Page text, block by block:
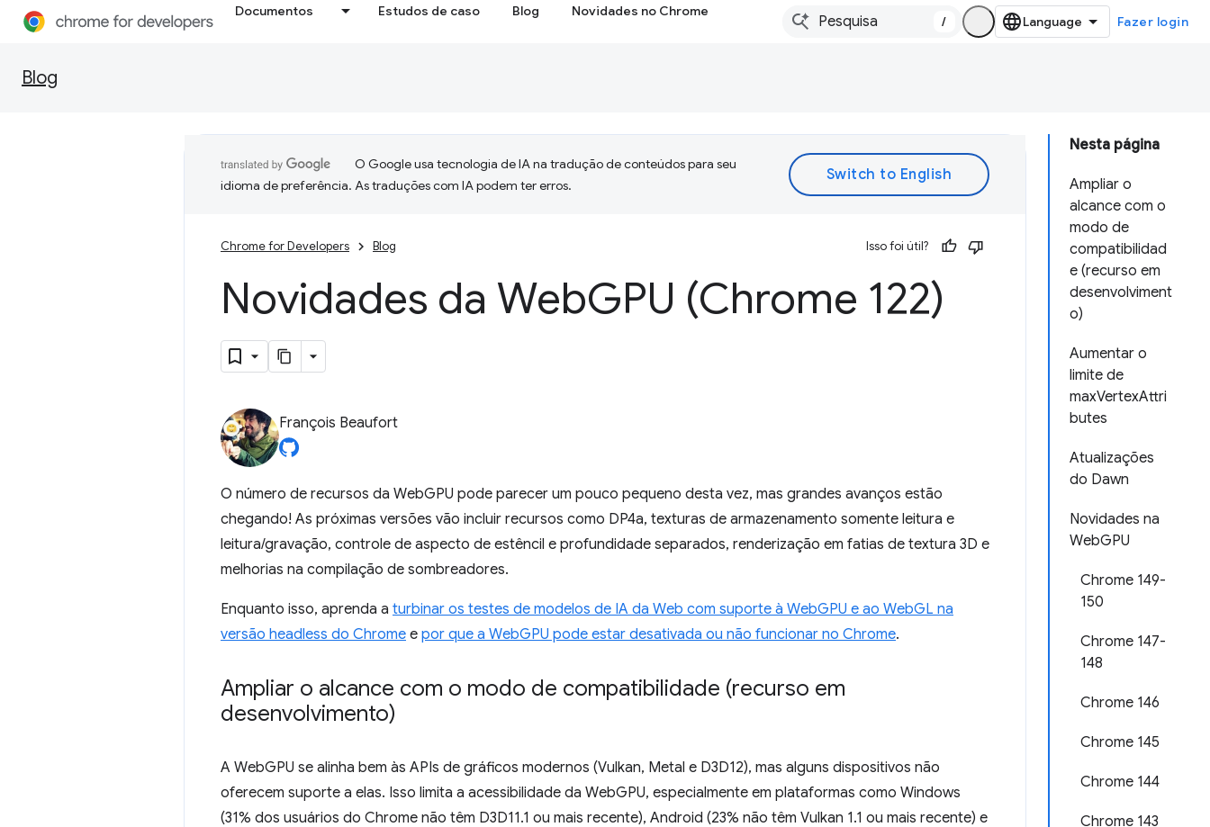
Documentos Estudos de caso Blog Novidades no Chrome
/ Fazer login
Blog
Nesta página
Ampliar o
alcance com o
modo de
compatibilidad
e (recurso em
desenvolviment
o)
Aumentar o
limite de
maxVertexAttri
butes
Atualizações
do Dawn
Novidades na
WebGPU
Chrome 149-
150
Chrome 147-
148
Chrome 146
Chrome 145
Chrome 144
Chrome 143
O Google usa tecnologia de IA na tradução de conteúdos para seu
idioma de preferência. As traduções com IA podem ter erros.
Chrome for Developers Blog Isso foi útil?
Novidades da WebGPU (Chrome 122)
François Beaufort
O número de recursos da WebGPU pode parecer um pouco pequeno desta vez, mas grandes avanços estão
chegando! As próximas versões vão incluir recursos como DP4a, texturas de armazenamento somente leitura e
leitura/gravação, controle de aspecto de estêncil e profundidade separados, renderização em fatias de textura 3D e
melhorias na compilação de sombreadores.
Enquanto isso, aprenda a turbinar os testes de modelos de IA da Web com suporte à WebGPU e ao WebGL na
versão headless do Chrome e por que a WebGPU pode estar desativada ou não funcionar no Chrome.
Ampliar o alcance com o modo de compatibilidade (recurso em
desenvolvimento)
A WebGPU se alinha bem às APIs de gráficos modernos (Vulkan, Metal e D3D12), mas alguns dispositivos não
oferecem suporte a elas. Isso limita a acessibilidade da WebGPU, especialmente em plataformas como Windows
(31% dos usuários do Chrome não têm D3D11.1 ou mais recente), Android (23% não têm Vulkan 1.1 ou mais recente) e